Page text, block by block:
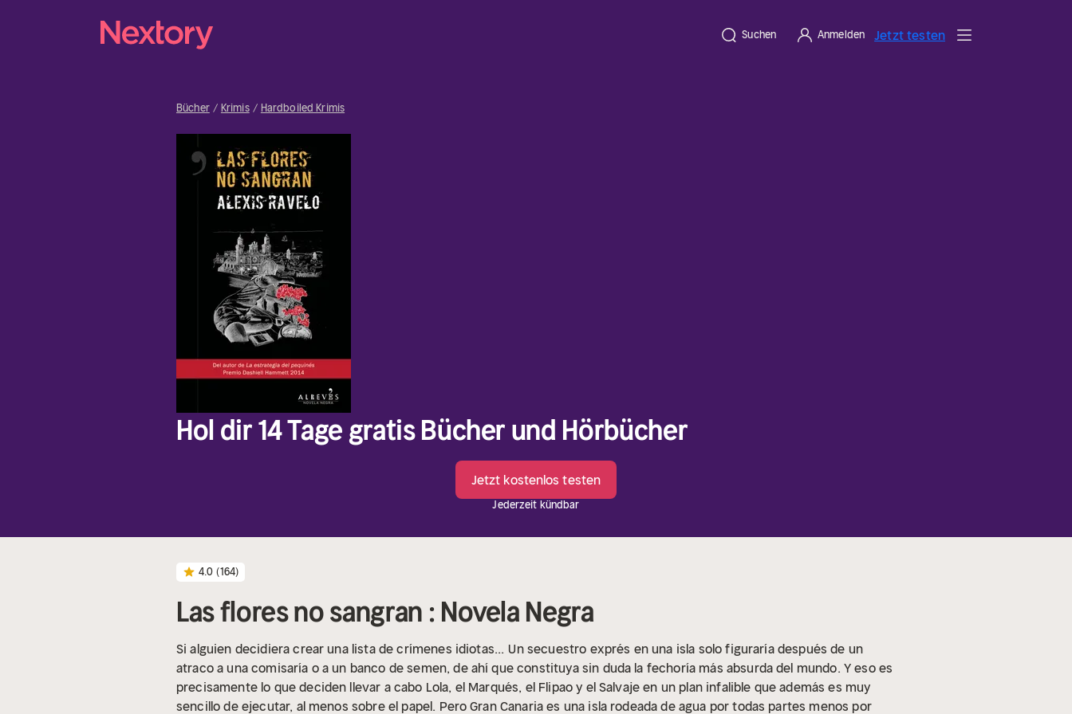
Suchen Anmelden Jetzt testen
Bücher Krimis Hardboiled Krimis
Hol dir 14 Tage gratis Bücher und Hörbücher
Jetzt kostenlos testen
Jederzeit kündbar
4.0 (164)
Las flores no sangran : Novela Negra
Si alguien decidiera crear una lista de crímenes idiotas... Un secuestro exprés en una isla solo figuraría después de un
atraco a una comisaría o a un banco de semen, de ahí que constituya sin duda la fechoría más absurda del mundo. Y eso es
precisamente lo que deciden llevar a cabo Lola, el Marqués, el Flipao y el Salvaje en un plan infalible que además es muy
sencillo de ejecutar, al menos sobre el papel. Pero Gran Canaria es una isla rodeada de agua por todas partes menos por